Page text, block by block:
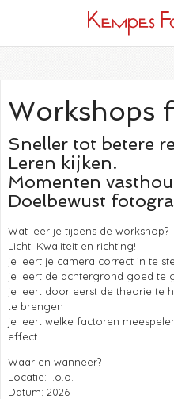
Workshops
Sneller tot betere
Leren kijken.
Momenten
Doelbewust
Wat leer je tijdens de workshop?
Licht! Kwaliteit en richting!
je leert je camera correct in te
je leert de achtergrond goed te
je leert door eerst de theorie te
te brengen
je leert welke factoren
effect
Waar en wanneer?
Locatie: i.o.o.
Datum: 2026